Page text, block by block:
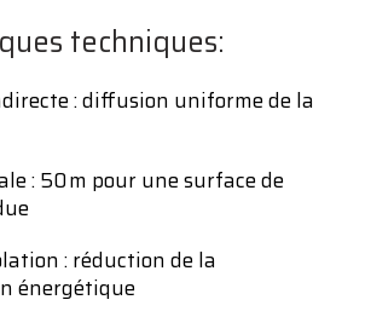
techniques:
: diffusion uniforme de la
: 50 m pour une surface de
: réduction de la
énergétique